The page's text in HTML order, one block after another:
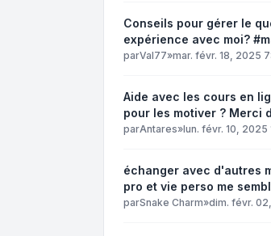
Conseils pour gérer le
expérience avec moi?
parVal77»mar. févr. 18, 2025
Aide avec les cours en
pour les motiver ? Merci
parAntares»lun. févr. 10, 2025
échanger avec d'autres
pro et vie perso me
parSnake Charm»dim. févr.